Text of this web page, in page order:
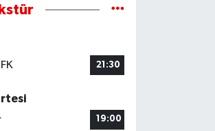
21:30
19:00